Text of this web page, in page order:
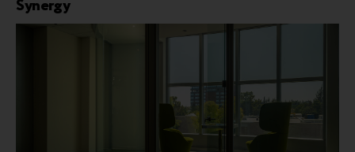
Synergy